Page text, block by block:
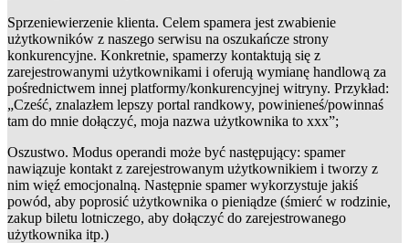
Sprzeniewierzenie klienta. Celem spamera jest zwabienie
użytkowników z naszego serwisu na oszukańcze strony
konkurencyjne. Konkretnie, spamerzy kontaktują się z
zarejestrowanymi użytkownikami i oferują wymianę handlową za
pośrednictwem innej platformy/konkurencyjnej witryny. Przykład:
„Cześć, znalazłem lepszy portal randkowy, powinieneś/powinnaś
tam do mnie dołączyć, moja nazwa użytkownika to xxx”;
Oszustwo. Modus operandi może być następujący: spamer
nawiązuje kontakt z zarejestrowanym użytkownikiem i tworzy z
nim więź emocjonalną. Następnie spamer wykorzystuje jakiś
powód, aby poprosić użytkownika o pieniądze (śmierć w rodzinie,
zakup biletu lotniczego, aby dołączyć do zarejestrowanego
użytkownika itp.)